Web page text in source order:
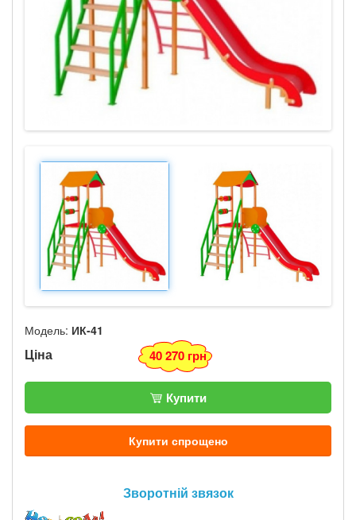
Модель: ИК-41
Ціна 40 270 грн
Купити
Купити спрощено
Зворотній звязок